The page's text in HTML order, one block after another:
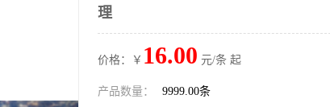
理
价格：￥ 16.00 元/条 起
产品数量： 9999.00条